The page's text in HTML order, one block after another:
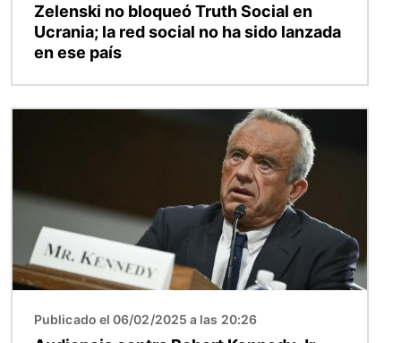
Zelenski no bloqueó Truth Social en
Ucrania; la red social no ha sido lanzada
en ese país
Publicado el 06/02/2025 a las 20:26